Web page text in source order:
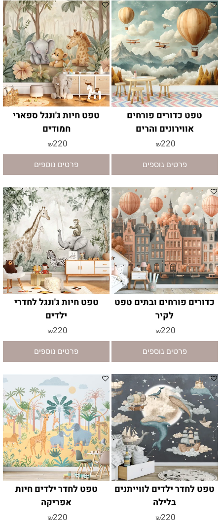
טפט כדורים פורחים
אווירונים והרים
₪220
פרטים נוספים
טפט חיות ג'ונגל ספארי
חמודים
₪220
פרטים נוספים
כדורים פורחים ובתים טפט
לקיר
₪220
פרטים נוספים
טפט חיות ג'ונגל לחדרי
ילדים
₪220
פרטים נוספים
טפט לחדר ילדים לווייתנים
בלילה
₪220
טפט לחדר ילדים חיות
אפריקה
₪220